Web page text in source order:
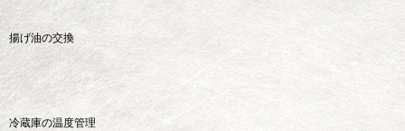
揚げ油の交換
冷蔵庫の温度管理